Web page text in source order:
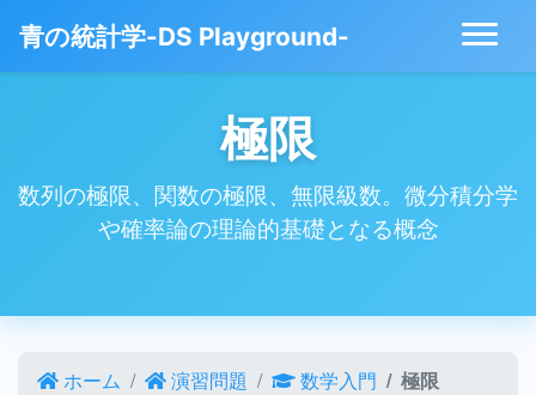
青の統計学-DS Playground-
極限
数列の極限、関数の極限、無限級数。微分積分学
や確率論の理論的基礎となる概念
ホーム 演習問題 数学入門 極限